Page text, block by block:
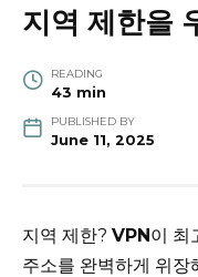
지역 제한을
READING
43 min
PUBLISHED BY
June 11, 2025
지역 제한? VPN이 최
주소를 완벽하게 위장